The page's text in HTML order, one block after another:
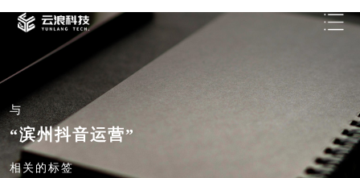
与
“滨州抖音运营”
相关的标签